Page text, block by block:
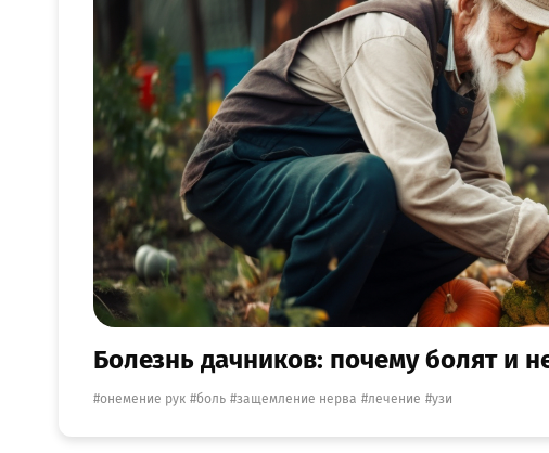
Болезнь дачников: почему болят и
онемение рук боль защемление нерва лечение узи